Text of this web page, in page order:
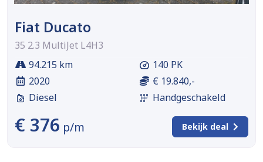
Fiat Ducato
35 2.3 MultiJet L4H3
94.215 km
2020
Diesel
140 PK
€ 19.840,-
Handgeschakeld
€ 376 p/m Bekijk deal